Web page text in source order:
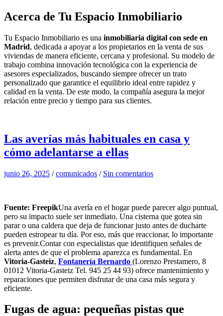
Acerca de Tu Espacio Inmobiliario
Tu Espacio Inmobiliario es una inmobiliaria digital con sede en
Madrid, dedicada a apoyar a los propietarios en la venta de sus
viviendas de manera eficiente, cercana y profesional. Su modelo de
trabajo combina innovación tecnológica con la experiencia de
asesores especializados, buscando siempre ofrecer un trato
personalizado que garantice el equilibrio ideal entre rapidez y
calidad en la venta. De este modo, la compañía asegura la mejor
relación entre precio y tiempo para sus clientes.
Las averías más habituales en casa y
cómo adelantarse a ellas
junio 26, 2025 /comunicados / Sin comentarios
Fuente: FreepikUna avería en el hogar puede parecer algo puntual,
pero su impacto suele ser inmediato. Una cisterna que gotea sin
parar o una caldera que deja de funcionar justo antes de ducharte
pueden estropear tu día. Por eso, más que reaccionar, lo importante
es prevenir.Contar con especialistas que identifiquen señales de
alerta antes de que el problema aparezca es fundamental. En
Vitoria-Gasteiz, Fontanería Bernardo (Lorenzo Prestamero, 8
01012 Vitoria-Gasteiz Tel. 945 25 44 93) ofrece mantenimiento y
reparaciones que permiten disfrutar de una casa más segura y
eficiente.
Fugas de agua: pequeñas pistas que